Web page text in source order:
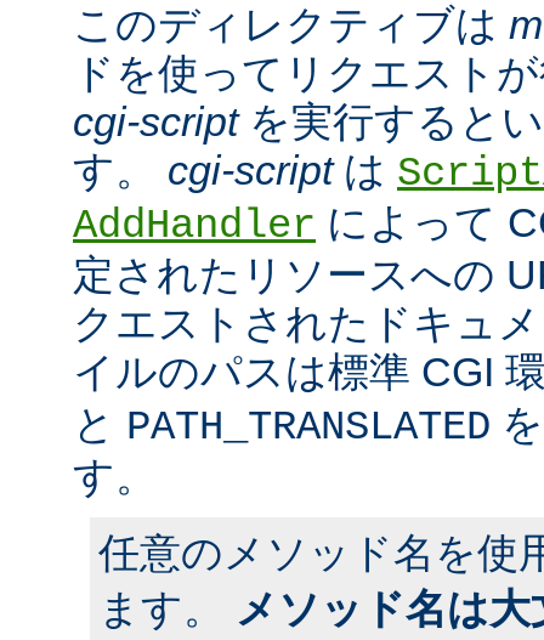
このディレクティブは
ドを使ってリクエスト
cgi-scriptを実行すると
す。 cgi-scriptは
AddHandler によって
定されたリソースへの
クエストされたドキュ
イルのパスは標準 CGI
と PATH_TRANSLATED
す。
任意のメソッド名を使
ます。
メソッド名は